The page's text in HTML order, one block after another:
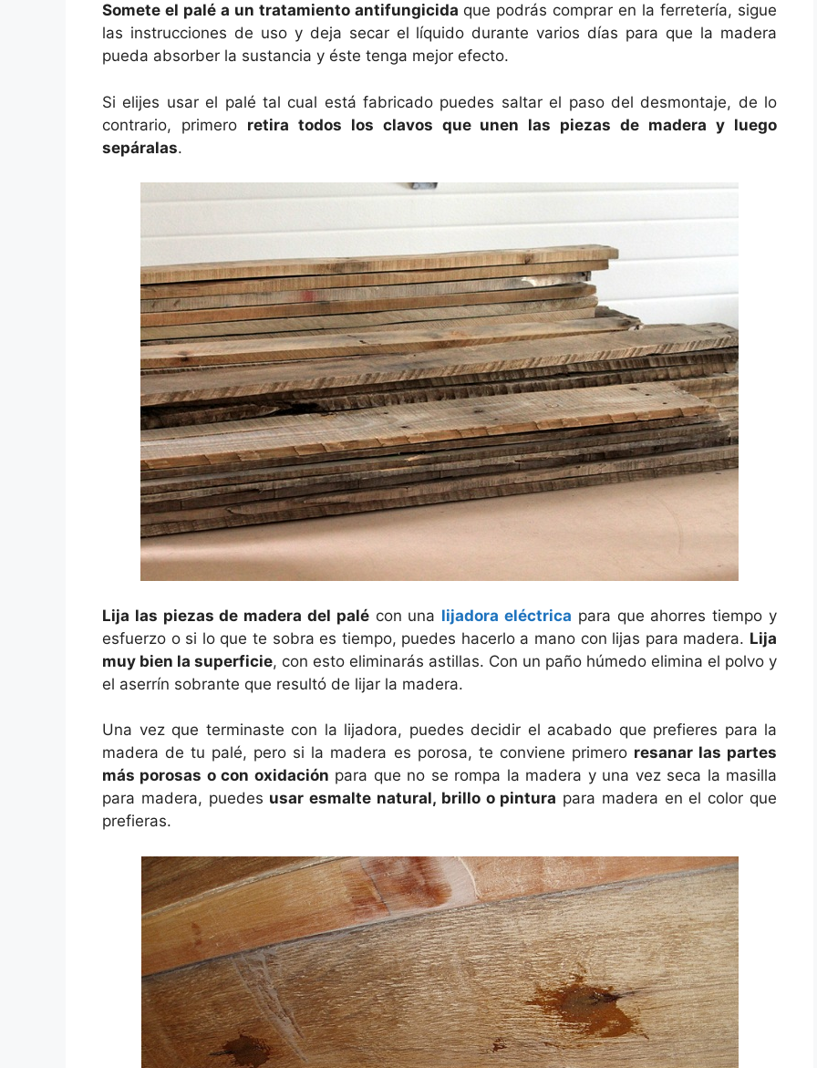
Somete el palé a un tratamiento antifungicida que podrás comprar en la ferretería, sigue
las instrucciones de uso y deja secar el líquido durante varios días para que la madera
pueda absorber la sustancia y éste tenga mejor efecto.
Si elijes usar el palé tal cual está fabricado puedes saltar el paso del desmontaje, de lo
contrario, primero retira todos los clavos que unen las piezas de madera y luego
sepáralas.
Lija las piezas de madera del palécon una lijadora eléctrica para que ahorres tiempo y
esfuerzo o si lo que te sobra es tiempo, puedes hacerlo a mano con lijas para madera. Lija
muy bien la superficie, con esto eliminarás astillas. Con un paño húmedo elimina el polvo y
el aserrín sobrante que resultó de lijar la madera.
Una vez que terminaste con la lijadora, puedes decidir el acabado que prefieres para la
madera de tu palé, pero si la madera es porosa, te conviene primero resanar las partes
más porosas o con oxidación para que no se rompa la madera y una vez seca la masilla
para madera, puedes usar esmalte natural, brillo o pintura para madera en el color que
prefieras.